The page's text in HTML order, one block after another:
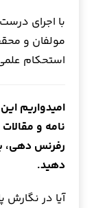
با اجرای
مولفان و
استحکام
امیدواریم
نامه و
رفرنس دهی،
دهید.
آیا در نگارش